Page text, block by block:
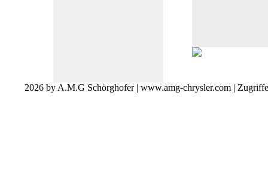
2026 by A.M.G Schörghofer | www.amg-chrysler.com |